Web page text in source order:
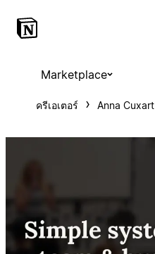
Marketplace
ครีเอเตอร์ Anna Cuxart